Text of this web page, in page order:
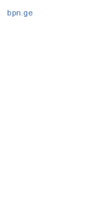
bpn.ge